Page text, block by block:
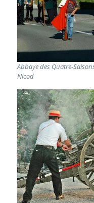
Abbaye des Quatre-
Nicod